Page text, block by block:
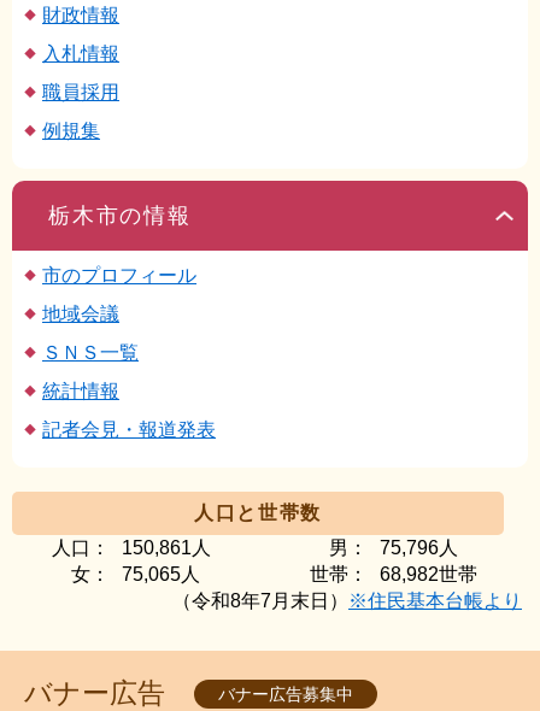
財政情報
入札情報
職員採用
例規集
栃木市の情報
市のプロフィール
地域会議
ＳＮＳ一覧
統計情報
記者会見・報道発表
人口と世帯数
人口：
150,861人 男：
75,796人
女：
75,065人 世帯：
68,982世帯
（令和8年7月末日）
※住民基本台帳より
バナー広告 バナー広告募集中